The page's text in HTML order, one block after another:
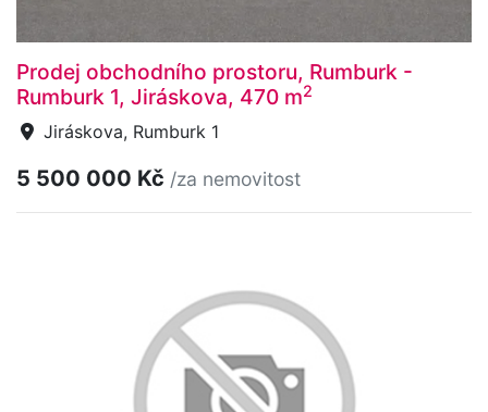
Prodej obchodního prostoru, Rumburk -
Rumburk 1, Jiráskova, 470 m2
Jiráskova, Rumburk 1
5 500 000 Kč /za nemovitost